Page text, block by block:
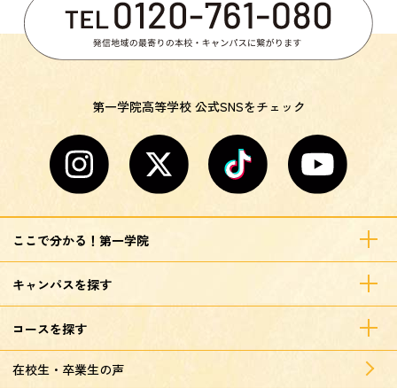
第一学院高等学校 公式SNSをチェック
ここで分かる！第一学院
キャンパスを探す
コースを探す
在校生・卒業生の声